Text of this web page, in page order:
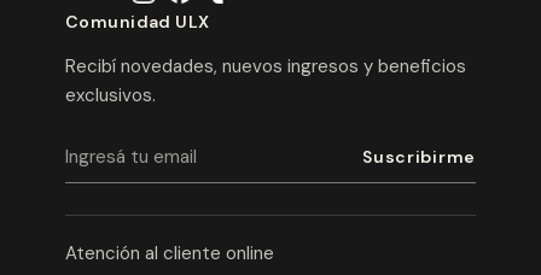
Comunidad ULX
Recibí novedades, nuevos ingresos y beneficios
exclusivos.
Atención al cliente online